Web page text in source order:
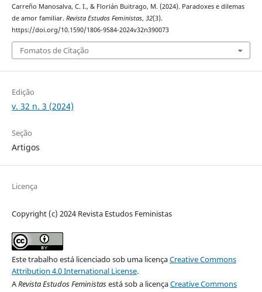
Carreño Manosalva, C. I., & Florián Buitrago, M. (2024). Paradoxes e dilemas
de amor familiar. Revista Estudos Feministas, 32(3).
https://doi.org/10.1590/1806-9584-2024v32n390073
Fomatos de Citação
Edição
v. 32 n. 3 (2024)
Seção
Artigos
Licença
Copyright (c) 2024 Revista Estudos Feministas
Este trabalho está licenciado sob uma licençaCreative Commons
Attribution 4.0 International License.
ARevista Estudos Feministasestá sob a licençaCreative Commons